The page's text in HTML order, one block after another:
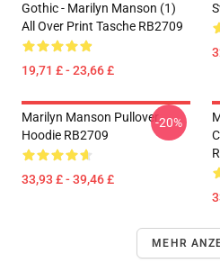
Gothic - Marilyn Manson (1)
All Over Print Tasche RB2709
19,71 £ - 23,66 £
Marilyn Manson Pullover
Hoodie RB2709
33,93 £ - 39,46 £
-20%
MEHR